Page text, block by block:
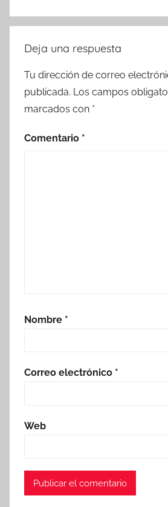
Deja una respuesta
Tu dirección de correo
publicada. Los campos
marcados con *
Comentario *
Nombre *
Correo electrónico *
Web